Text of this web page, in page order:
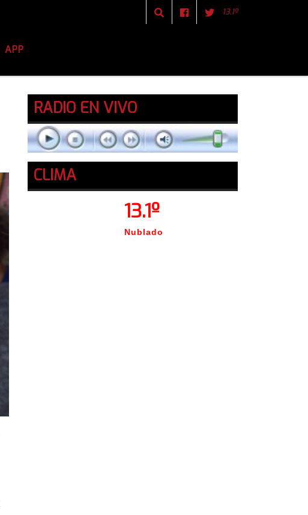
13.1º
APP
RADIO EN VIVO
CLIMA
13.1º
Nublado